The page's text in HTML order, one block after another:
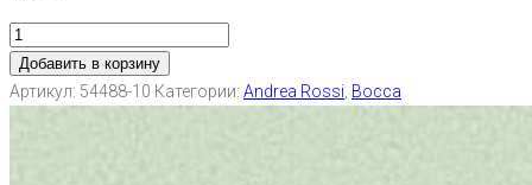
Добавить в корзину
Артикул: 54488-10 Категории: Andrea Rossi Bocca